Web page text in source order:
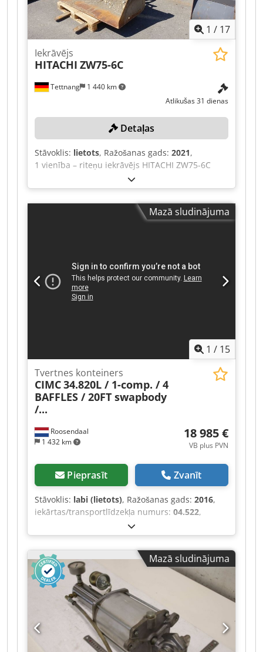
1 / 17
Tettnang 1 440 km
Iekrāvējs
HITACHI ZW75-6C
Atlikušas 31 dienas
Detaļas
Stāvoklis: lietots, Ražošanas gads: 2021,
1 vienība – riteņu iekrāvējs HITACHI ZW75-6C
180 cm kausa platums, dakšu garums 120 cm
Visus tehniskos datus par izsoles objektu varat
atrast sadaļā “Dokumenti” PDF formātā, ko var
lejupielādēt! Dwjdpfxjztpqie Aqija Krāsa: kā
Stāvoklis: lietots
Mazā sludinājuma
1 / 15
Roosendaal
1 432 km
Tvertnes konteiners
CIMC34.820L / 1-comp. / 4
BAFFLES / 20FT swapbody
/...
18 985 €
VB plus PVN
Pieprasīt Zvanīt
Stāvoklis: labi (lietots), Ražošanas gads: 2016,
iekārtas/transportlīdzekļa numurs: 04.522,
2 670 mm
Mazā sludinājuma